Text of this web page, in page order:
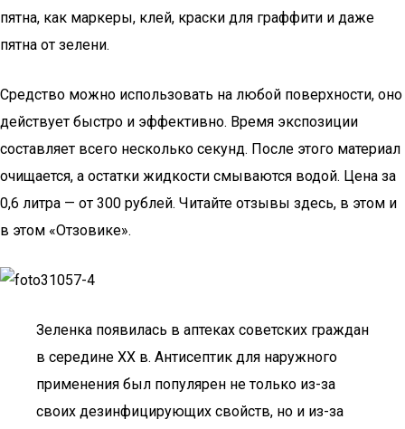
пятна, как маркеры, клей, краски для граффити и даже
пятна от зелени.
Средство можно использовать на любой поверхности, оно
действует быстро и эффективно. Время экспозиции
составляет всего несколько секунд. После этого материал
очищается, а остатки жидкости смываются водой. Цена за
0,6 литра — от 300 рублей. Читайте отзывы здесь, в этом и
в этом «Отзовике».
Зеленка появилась в аптеках советских граждан
в середине XX в. Антисептик для наружного
применения был популярен не только из-за
своих дезинфицирующих свойств, но и из-за